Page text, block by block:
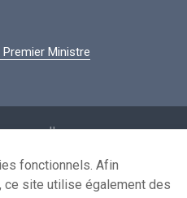
Premier Ministre
réutilisation
nous
fonctionnels. Afin
site utilise également des